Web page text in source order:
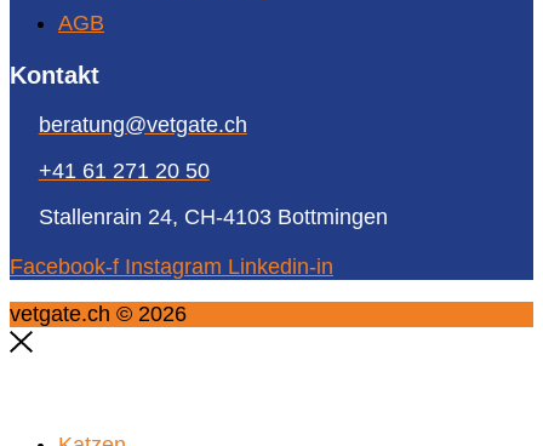
AGB
Kontakt
beratung@vetgate.ch
+41 61 271 20 50
Stallenrain 24, CH-4103 Bottmingen
Facebook-f Instagram Linkedin-in
vetgate.ch © 2026